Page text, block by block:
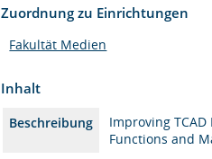
Zuordnung zu Einrichtungen
Fakultät Medien
Inhalt
Beschreibung
Improving
Functions and